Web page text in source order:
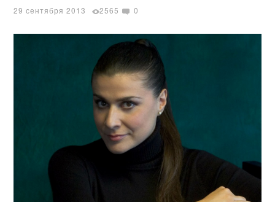
29 сентября 2013 2565 0